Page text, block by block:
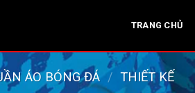
TRANG CHỦ
ÁO BÓNG ĐÁ / THIẾT KẾ